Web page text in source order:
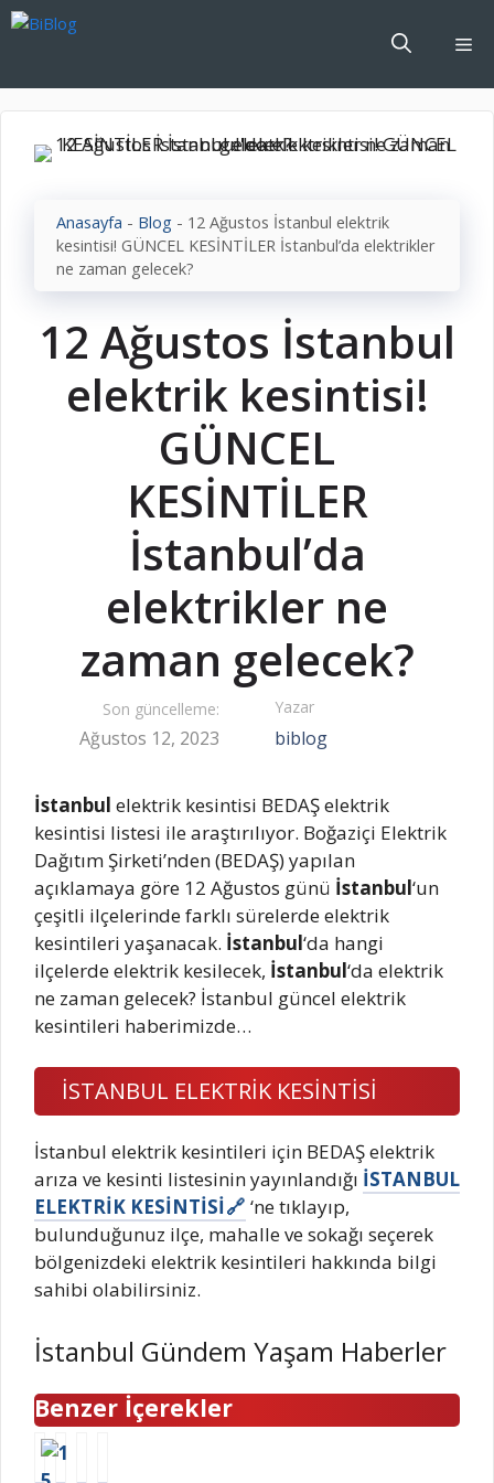
İçeriğe
Anasayfa - Blog - 12 Ağustos İstanbul elektrik
kesintisi! GÜNCEL KESİNTİLER İstanbul’da elektrikler
ne zaman gelecek?
12 Ağustos İstanbul
elektrik kesintisi!
GÜNCEL
KESİNTİLER
İstanbul’da
elektrikler ne
zaman gelecek?
Son güncelleme:
Ağustos 12, 2023
Yazar
biblog
İstanbul elektrik kesintisi BEDAŞ elektrik
kesintisi listesi ile araştırılıyor. Boğaziçi Elektrik
Dağıtım Şirketi’nden (BEDAŞ) yapılan
açıklamaya göre 12 Ağustos günü İstanbul‘un
çeşitli ilçelerinde farklı sürelerde elektrik
kesintileri yaşanacak. İstanbul‘da hangi
ilçelerde elektrik kesilecek, İstanbul‘da elektrik
ne zaman gelecek? İstanbul güncel elektrik
kesintileri haberimizde…
İSTANBUL ELEKTRİK KESİNTİSİ
İstanbul elektrik kesintileri için BEDAŞ elektrik
arıza ve kesinti listesinin yayınlandığı İSTANBUL
ELEKTRİK KESİNTİSİ
‘ne tıklayıp,
bulunduğunuz ilçe, mahalle ve sokağı seçerek
bölgenizdeki elektrik kesintileri hakkında bilgi
sahibi olabilirsiniz.
İstanbul Gündem Yaşam Haberler
Benzer İçerekler
1 M